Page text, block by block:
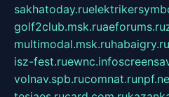
sakhatoday.ru
golf2club.msk.ruaeforums.ru
multimodal.msk.ruhabaigry.ru
isz-fest.ruewnc.info
volnav.spb.rucomnat.ru